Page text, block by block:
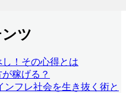
ツ
！その心得とは
稼げる？
ンフレ社会を生き抜く術と